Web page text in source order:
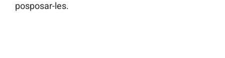
posposar-les.